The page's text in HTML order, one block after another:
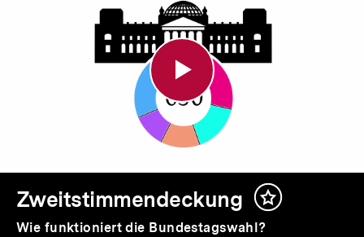
Zweitstimmendeckung
Inhalt
merken
Wie funktioniert die Bundestagswahl?